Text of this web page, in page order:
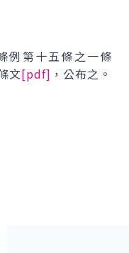
例第十五條之一條
文[pdf] ，公布之。